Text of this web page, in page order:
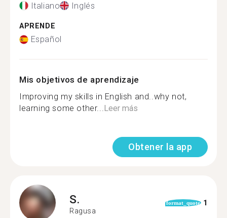
Italiano Inglés
APRENDE
Español
Mis objetivos de aprendizaje
Improving my skills in English and..why not,
learning some other...Leer más
Obtener la app
S.
Ragusa
format_quote 1